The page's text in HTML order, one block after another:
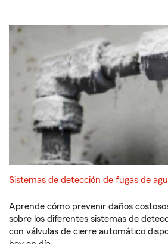
Sistemas de detección de fugas de
Aprende cómo prevenir daños
sobre los diferentes sistemas de
con válvulas de cierre automático